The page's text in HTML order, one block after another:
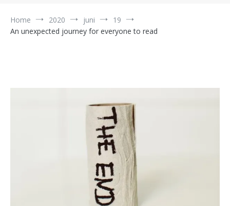
Home 2020 juni
19
An unexpected journey for everyone to read